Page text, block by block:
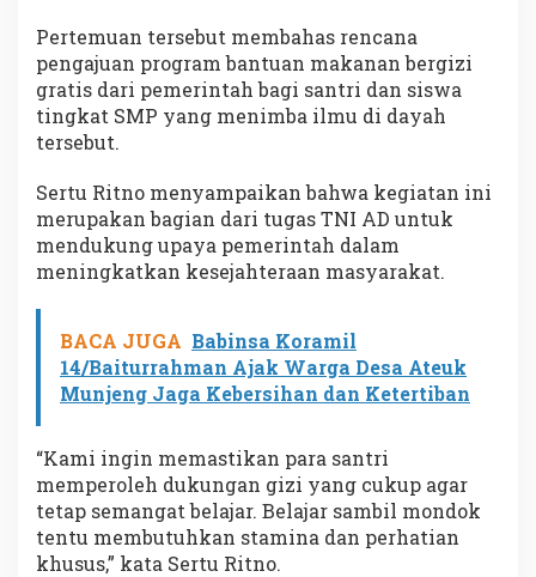
Pertemuan tersebut membahas rencana
pengajuan program bantuan makanan bergizi
gratis dari pemerintah bagi santri dan siswa
tingkat SMP yang menimba ilmu di dayah
tersebut.
Sertu Ritno menyampaikan bahwa kegiatan ini
merupakan bagian dari tugas TNI AD untuk
mendukung upaya pemerintah dalam
meningkatkan kesejahteraan masyarakat.
BACA JUGA Babinsa Koramil
14/Baiturrahman Ajak Warga Desa Ateuk
Munjeng Jaga Kebersihan dan Ketertiban
“Kami ingin memastikan para santri
memperoleh dukungan gizi yang cukup agar
tetap semangat belajar. Belajar sambil mondok
tentu membutuhkan stamina dan perhatian
khusus,” kata Sertu Ritno.